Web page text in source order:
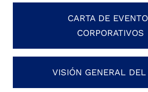
CARTA DE
CORPORATIVOS
VISIÓN GENERAL DEL